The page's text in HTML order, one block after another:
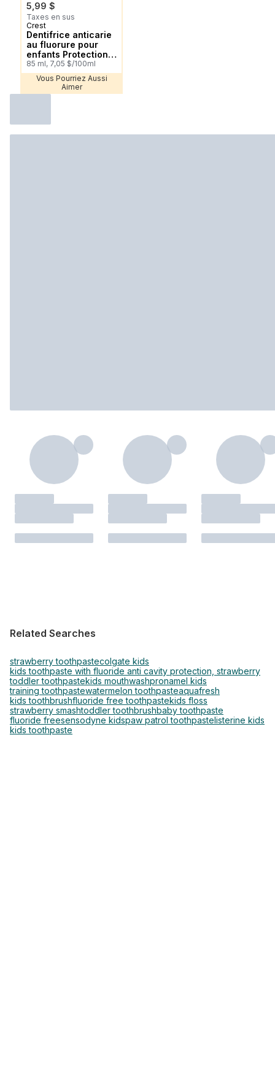
5,99 $
Taxes en sus
Sponsorisé
Crest
Dentifrice anticarie
au fluorure pour
enfants Protection
anticarie,
Strawberry Rush
85 ml, 7,05 $/100ml
Vous Pourriez Aussi
Aimer
Related Searches
strawberry toothpastecolgate kids
kids toothpaste with fluoride anti cavity protection, strawberry
toddler toothpastekids mouthwashpronamel kids
training toothpastewatermelon toothpasteaquafresh
kids toothbrushfluoride free toothpastekids floss
strawberry smashtoddler toothbrushbaby toothpaste
fluoride freesensodyne kidspaw patrol toothpastelisterine kids
kids toothpaste